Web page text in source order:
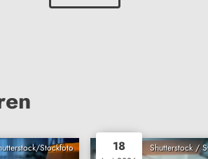
Stockfoto Shutterstock /
18